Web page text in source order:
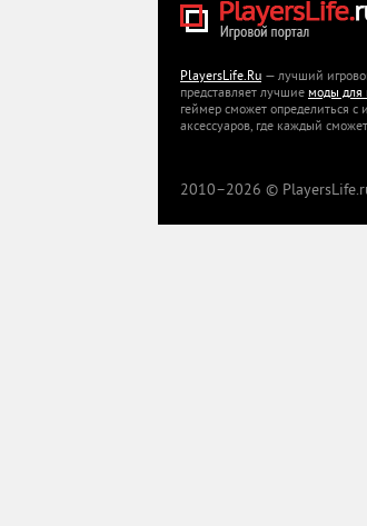
PlayersLife.Ru — лучший
представляет лучшие моды для
геймер сможет определиться с
аксессуаров, где каждый
2010–2026 ©